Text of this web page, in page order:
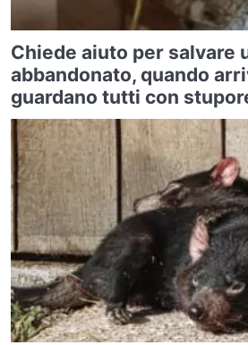
Chiede aiuto per salvare
abbandonato, quando
guardano tutti con